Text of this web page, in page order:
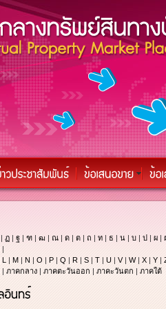
| ฏ | ฐ | ฑ | ฒ | ณ | ด | ต | ถ | ท | ธ | น | บ | ป | ผ |
|
L | M | N | O | P | Q | R | S | T | U | V| W| X | Y |
| ภาคกลาง | ภาคตะวันออก | ภาคะวันตก | ภาคใต้